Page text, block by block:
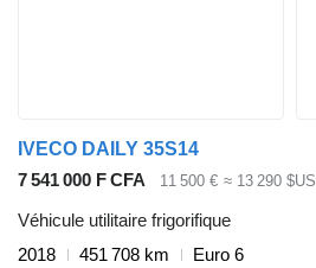
IVECO DAILY 35S14
7 541 000 F CFA
11 500 € ≈ 13 290 $US
Véhicule utilitaire frigorifique
2018
451 708 km
Euro 6